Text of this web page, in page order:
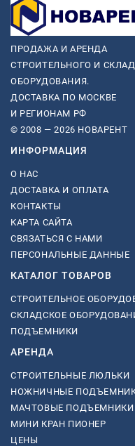
ПРОДАЖА И АРЕНДА
СТРОИТЕЛЬНОГО И
ОБОРУДОВАНИЯ.
ДОСТАВКА ПО МОСКВЕ
И РЕГИОНАМ РФ
© 2008 — 2026 НОВАРЕНТ
ИНФОРМАЦИЯ
О НАС
ДОСТАВКА И ОПЛАТА
КОНТАКТЫ
КАРТА САЙТА
СВЯЗАТЬСЯ С НАМИ
ПЕРСОНАЛЬНЫЕ ДАННЫЕ
КАТАЛОГ ТОВАРОВ
СТРОИТЕЛЬНОЕ
СКЛАДСКОЕ
ПОДЪЕМНИКИ
АРЕНДА
СТРОИТЕЛЬНЫЕ ЛЮЛЬКИ
НОЖНИЧНЫЕ
МАЧТОВЫЕ ПОДЪЕМНИКИ
МИНИ КРАН ПИОНЕР
ЦЕНЫ